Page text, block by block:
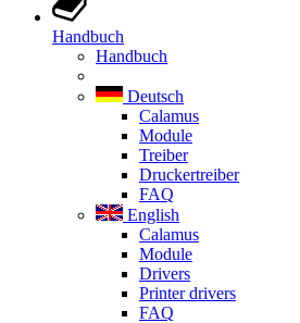
Handbuch
Handbuch
Deutsch
Calamus
Module
Treiber
Druckertreiber
FAQ
English
Calamus
Module
Drivers
Printer drivers
FAQ